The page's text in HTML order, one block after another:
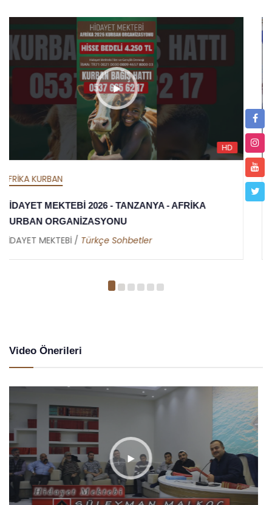
HD
AFRİKA İFTAR
HİDAYET MEKTEBİ 2026 İFTAR ORGANİZASYONU -
TANZANYA - AFRİKA
HİDAYET MEKTEBİ / Metin Duymaz
Video Önerileri